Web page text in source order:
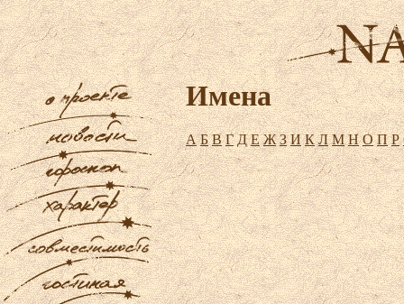
Имена
А Б В Г Д Е Ж З И К Л М Н О П Р